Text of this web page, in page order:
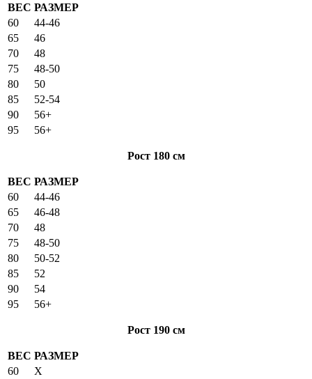
ВЕС РАЗМЕР
60
44-46
65
46
70
48
75
48-50
80
50
85
52-54
90
56+
95
56+
Рост 180 см
ВЕС РАЗМЕР
60
44-46
65
46-48
70
48
75
48-50
80
50-52
85
52
90
54
95
56+
Рост 190 см
ВЕС РАЗМЕР
60
X